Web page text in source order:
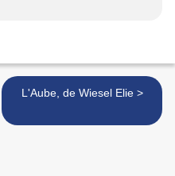
L'Aube, de Wiesel Elie >